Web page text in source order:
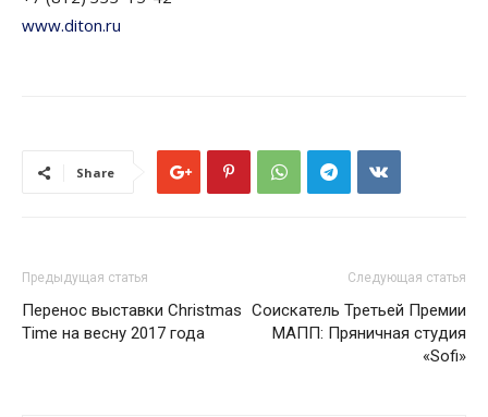
www.diton.ru
Share
Предыдущая статья
Перенос выставки Christmas
Time на весну 2017 года
Следующая статья
Соискатель Третьей Премии
МАПП: Пряничная студия
«Sofi»